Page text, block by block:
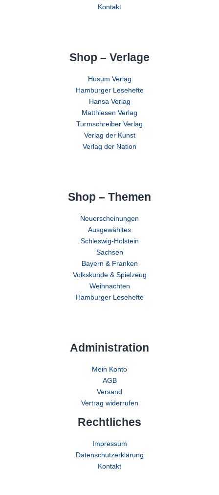
Kontakt
Shop – Verlage
Husum Verlag
Hamburger Lesehefte
Hansa Verlag
Matthiesen Verlag
Turmschreiber Verlag
Verlag der Kunst
Verlag der Nation
Shop – Themen
Neuerscheinungen
Ausgewähltes
Schleswig-Holstein
Sachsen
Bayern & Franken
Volkskunde & Spielzeug
Weihnachten
Hamburger Lesehefte
Administration
Mein Konto
AGB
Versand
Vertrag widerrufen
Rechtliches
Impressum
Datenschutzerklärung
Kontakt